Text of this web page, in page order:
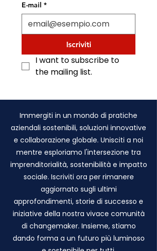
E-mail *
Iscriviti
I want to subscribe to
the mailing list.
Immergiti in un mondo di pratiche
aziendali sostenibili, soluzioni innovative
e collaborazione globale. Unisciti a noi
mentre esploriamo l'intersezione tra
imprenditorialità, sostenibilità e impatto
sociale. Iscriviti ora per rimanere
aggiornato sugli ultimi
approfondimenti, storie di successo e
iniziative della nostra vivace comunità
di changemaker. Insieme, stiamo
dando forma a un futuro più luminoso